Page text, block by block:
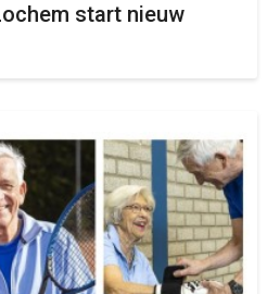
start nieuw